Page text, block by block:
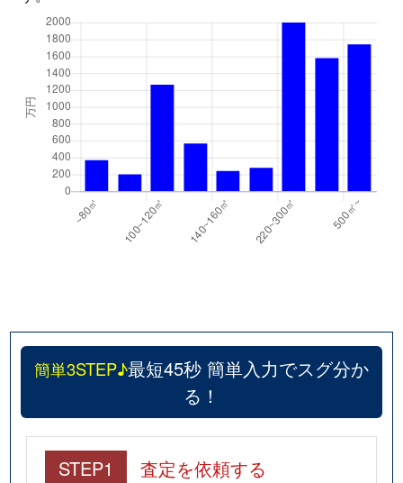
簡単3STEP♪最短45秒 簡単入力でスグ分か
る！
STEP1 査定を依頼する